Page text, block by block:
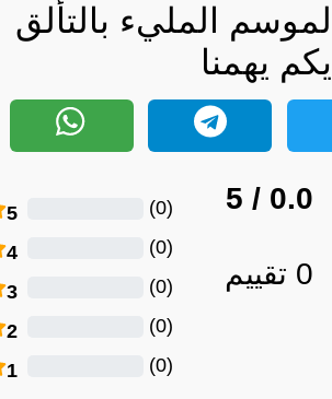
المليء بالتألق
يهمنا
0.0
/ 5
0 تقييم
5 (
0
)
4 (
0
)
3 (
0
)
2 (
0
)
1 (
0
)